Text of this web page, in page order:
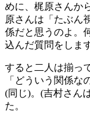
めに、梶原さんか
原さんは「たぶん
係だと思うのよ。
込んだ質問をしま
すると二人は揃っ
「どういう関係
(同じ)。(吉村さん
た。